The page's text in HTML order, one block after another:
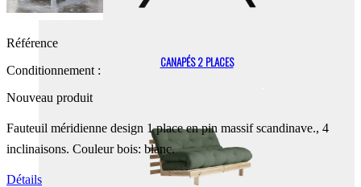
CANAPÉS 2 PLACES
Référence
Conditionnement :
Nouveau produit
Fauteuil méridienne design 1 placeen pin massif scandinave., 4
inclinaisons. Couleur bois: blanc.
Détails